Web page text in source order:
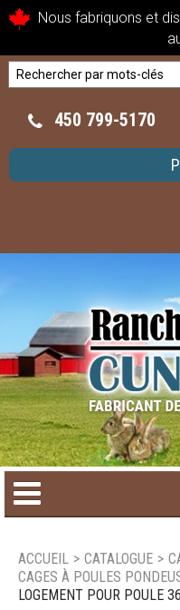
Nous fabriquons et
450 799-5170
ACCUEIL > CATALOGUE >
CAGES À POULES
LOGEMENT POUR POULE